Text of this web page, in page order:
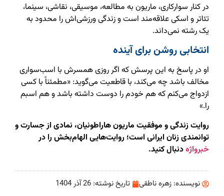
در کنار سوارکاری، ماریون به مطالعه، موسیقی، نقاشی، سینما،
تئاتر و اسکی علاقه‌مند است و زندگی ورزشی‌اش را محدود به
یک رشته نمی‌داند.
انتخابی روشن برای آینده
او در پاسخ به این پرسش که اگر روزی همسرش با اسب‌سواری
مخالف باشد چه می‌کند، با قاطعیت می‌گوید: «مطمئناً با کسی
ازدواج می‌کنم که هم خودم را دوست داشته باشد و هم اسبم
را.»
روایت زندگی و موفقیت ماریون هاراطونیان، نمادی از جسارت و
توانمندی زنان ایرانی است؛ روایت‌هایی الهام‌بخش را در
خبرواژهدنبال کنید.
نویسنده: زهره ناطقی تاریخ نوشته: 26 آذر 1404